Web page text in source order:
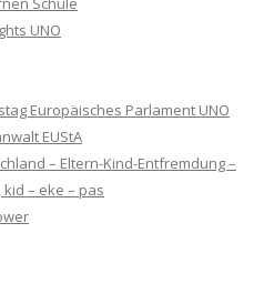
UNO
Europäisches Parlament UNO
EUStA
– Eltern-Kind-Entfremdung –
– eke – pas